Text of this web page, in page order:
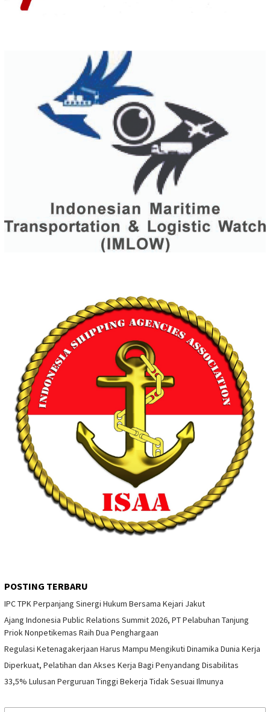
POSTING TERBARU
IPC TPK Perpanjang Sinergi Hukum Bersama Kejari Jakut
Ajang Indonesia Public Relations Summit 2026, PT Pelabuhan Tanjung
Priok Nonpetikemas Raih Dua Penghargaan
Regulasi Ketenagakerjaan Harus Mampu Mengikuti Dinamika Dunia Kerja
Diperkuat, Pelatihan dan Akses Kerja Bagi Penyandang Disabilitas
33,5% Lulusan Perguruan Tinggi Bekerja Tidak Sesuai Ilmunya